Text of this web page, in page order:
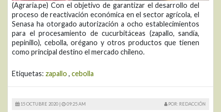
(Agraria.pe) Con el objetivo de garantizar el desarrollo del
proceso de reactivación económica en el sector agrícola, el
Senasa ha otorgado autorización a ocho establecimientos
para el procesamiento de cucurbitáceas (zapallo, sandía,
pepinillo), cebolla, orégano y otros productos que tienen
como principal destino el mercado chileno.
Etiquetas: zapallo , cebolla
15 OCTUBRE 2020 | 09:25 AM POR: REDACCIÓN